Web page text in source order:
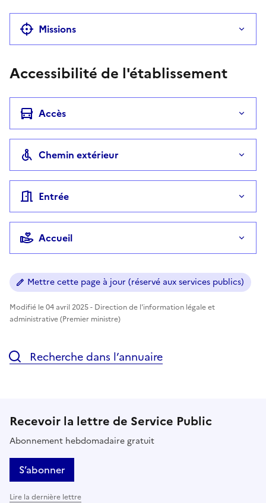
Missions
Accessibilité de l'établissement
Accès
Chemin extérieur
Entrée
Accueil
Mettre cette page à jour (réservé aux services publics)
Modifié le 04 avril 2025 - Direction de l'information légale et
administrative (Premier ministre)
Recherche dans l’annuaire
Recevoir la lettre de Service Public
Abonnement hebdomadaire gratuit
S’abonner
Lire la dernière lettre